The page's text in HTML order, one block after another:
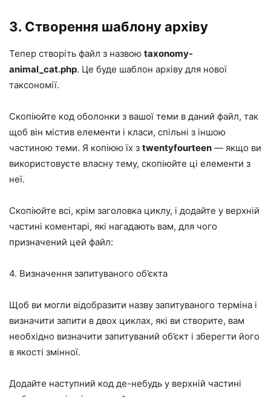
3. Створення шаблону архіву
Тепер створіть файл з назвою taxonomy-
animal_cat.php. Це буде шаблон архіву для нової
таксономії.
Скопіюйте код оболонки з вашої теми в даний файл, так
щоб він містив елементи і класи, спільні з іншою
частиною теми. Я копіюю їх з twentyfourteen — якщо ви
використовуєте власну тему, скопіюйте ці елементи з
неї.
Скопіюйте всі, крім заголовка циклу, і додайте у верхній
частині коментарі, які нагадають вам, для чого
призначений цей файл:
4. Визначення запитуваного об’єкта
Щоб ви могли відобразити назву запитуваного терміна і
визначити запити в двох циклах, які ви створите, вам
необхідно визначити запитуваний об’єкт і зберегти його
в якості змінної.
Додайте наступний код де-небудь у верхній частині